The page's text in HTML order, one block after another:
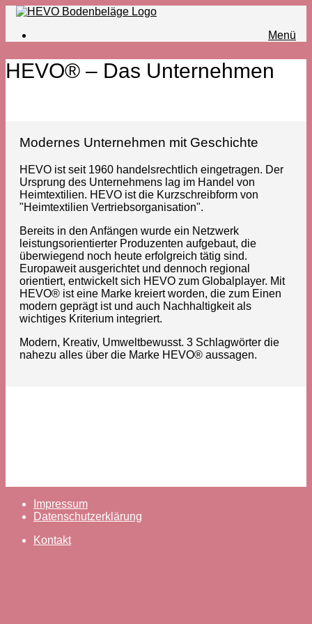
Menü
HEVO® – Das Unternehmen
Modernes Unternehmen mit Geschichte
HEVO ist seit 1960 handelsrechtlich eingetragen. Der
Ursprung des Unternehmens lag im Handel von
Heimtextilien. HEVO ist die Kurzschreibform von
"Heimtextilien Vertriebsorganisation".
Bereits in den Anfängen wurde ein Netzwerk
leistungsorientierter Produzenten aufgebaut, die
überwiegend noch heute erfolgreich tätig sind.
Europaweit ausgerichtet und dennoch regional
orientiert, entwickelt sich HEVO zum Globalplayer. Mit
HEVO® ist eine Marke kreiert worden, die zum Einen
modern geprägt ist und auch Nachhaltigkeit als
wichtiges Kriterium integriert.
Modern, Kreativ, Umweltbewusst. 3 Schlagwörter die
nahezu alles über die Marke HEVO® aussagen.
Impressum
Datenschutzerklärung
Kontakt